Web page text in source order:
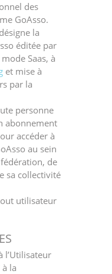
des
GoAsso.
désigne la
éditée par
Saas, à
et mise à
par la
personne
abonnement
accéder à
au sein
de
sa collectivité
utilisateur
l’Utilisateur
à la